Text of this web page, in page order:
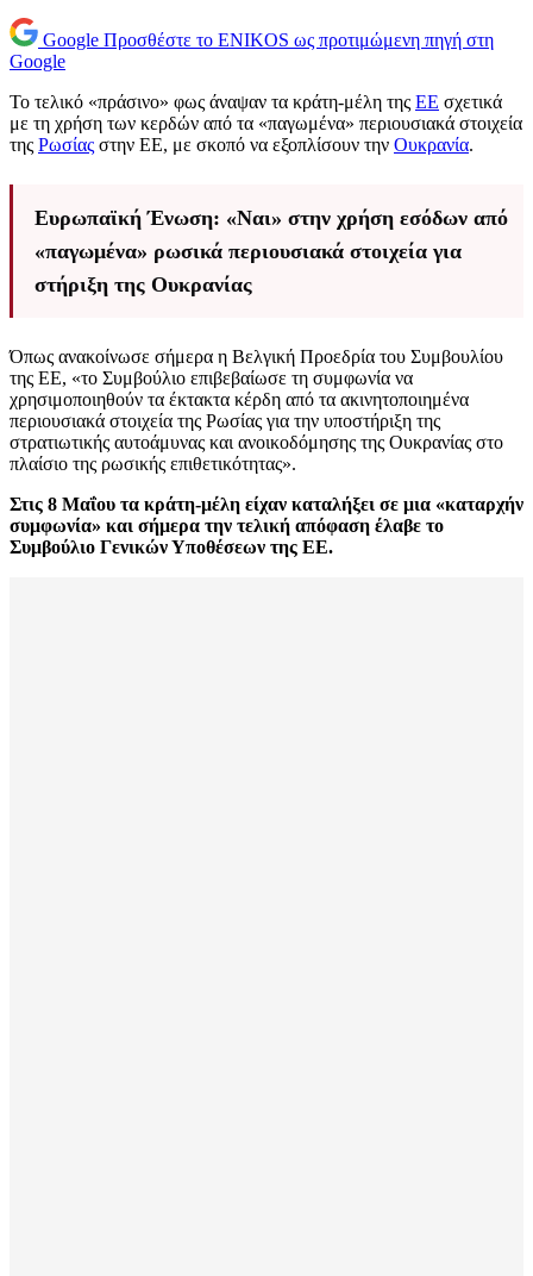
Google Προσθέστε το ENIKOS ως προτιμώμενη πηγή στη
Google
Το τελικό «πράσινο» φως άναψαν τα κράτη-μέλη της ΕΕ σχετικά
με τη χρήση των κερδών από τα «παγωμένα» περιουσιακά στοιχεία
της Ρωσίας στην ΕΕ, με σκοπό να εξοπλίσουν την Ουκρανία.
Ευρωπαϊκή Ένωση: «Ναι» στην χρήση εσόδων από
«παγωμένα» ρωσικά περιουσιακά στοιχεία για
στήριξη της Ουκρανίας
Όπως ανακοίνωσε σήμερα η Βελγική Προεδρία του Συμβουλίου
της ΕΕ, «το Συμβούλιο επιβεβαίωσε τη συμφωνία να
χρησιμοποιηθούν τα έκτακτα κέρδη από τα ακινητοποιημένα
περιουσιακά στοιχεία της Ρωσίας για την υποστήριξη της
στρατιωτικής αυτοάμυνας και ανοικοδόμησης της Ουκρανίας στο
πλαίσιο της ρωσικής επιθετικότητας».
Στις 8 Μαΐου τα κράτη-μέλη είχαν καταλήξει σε μια «καταρχήν
συμφωνία» και σήμερα την τελική απόφαση έλαβε το
Συμβούλιο Γενικών Υποθέσεων της ΕΕ.